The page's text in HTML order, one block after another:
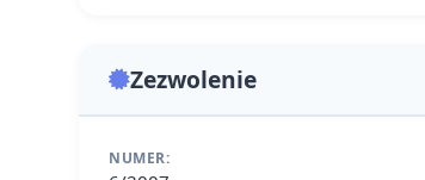
Zezwolenie
NUMER: